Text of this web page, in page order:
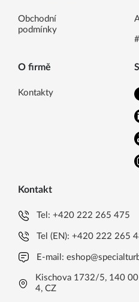
Obchodní
podmínky
O firmě
Kontakty
Kontakt
Tel:+420 222 265 475
Tel (EN):+420 222 265
E-mail:
Kischova 1732/5, 140 00
4, CZ